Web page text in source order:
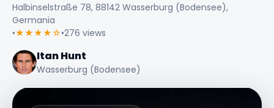
Halbinselstraße 78, 88142 Wasserburg (Bodensee),
Germania
•★★★★☆•276 views
Itan Hunt
Wasserburg (Bodensee)